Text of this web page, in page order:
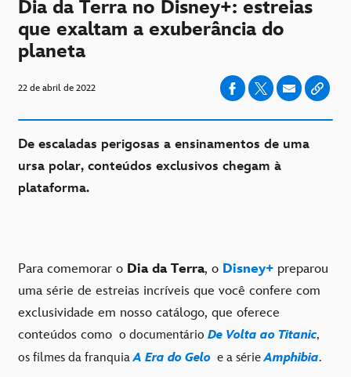
Dia da Terra no Disney+: estreias
que exaltam a exuberância do
planeta
22 de abril de 2022
De escaladas perigosas a ensinamentos de uma
ursa polar, conteúdos exclusivos chegam à
plataforma.
Para comemorar o Dia da Terra, o Disney+ preparou
uma série de estreias incríveis que você confere com
exclusividade em nosso catálogo, que oferece
conteúdos como o documentário De Volta ao Titanic,
os filmes da franquiaA Era do Gelo e a sérieAmphibia.